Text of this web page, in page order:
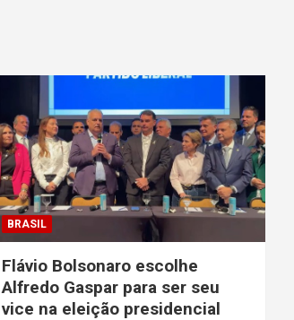
BRASIL
Flávio Bolsonaro escolhe
Alfredo Gaspar para ser seu
vice na eleição presidencial